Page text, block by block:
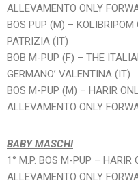
ALLEVAMENTO ONLY
BOS PUP (M) –
PATRIZIA (IT)
BOB M-PUP (F) – THE
GERMANO’ VALENTINA (IT)
BOS M-PUP (M) – HARIR
ALLEVAMENTO ONLY
BABY MASCHI
1° M.P. BOS M-PUP – HARIR
ALLEVAMENTO ONLY